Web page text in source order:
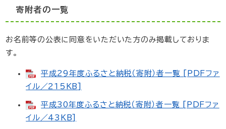
寄附者の一覧
お名前等の公表に同意をいただいた方のみ掲載しておりま
す。
平成29年度ふるさと納税（寄附）者一覧 [PDFファ
イル／215KB]
平成30年度ふるさと納税（寄附）者一覧 [PDFファ
イル／43KB]